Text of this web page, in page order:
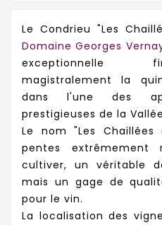
Le Condrieu "Les
Domaine Georges
exceptionnelle
magistralement la
dans l'une des
prestigieuses de la
Le nom "Les
pentes
cultiver, un véritable
mais un gage de
pour le vin.
La localisation des